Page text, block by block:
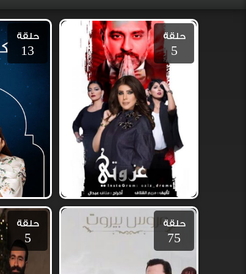
حلقة
5
حلقة
13
حلقة
75
حلقة
5